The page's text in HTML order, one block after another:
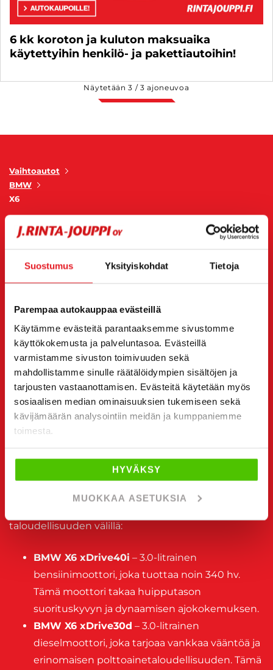
Suostumus Yksityiskohdat Tietoja
Parempaa autokauppaa evästeillä
Käytämme evästeitä parantaaksemme sivustomme
käyttökokemusta ja palveluntasoa. Evästeillä
varmistamme sivuston toimivuuden sekä
mahdollistamme sinulle räätälöidympien sisältöjen ja
tarjousten vastaanottamisen. Evästeitä käytetään myös
sosiaalisen median ominaisuuksien tukemiseen sekä
kävijämäärän analysointiin meidän ja kumppaniemme
toimesta.
HYVÄKSY
MUOKKAA ASETUKSIA
6 kk koroton ja kuluton maksuaika
käytettyihin henkilö- ja pakettiautoihin!
Näytetään3 /3 ajoneuvoa
Vaihtoautot
BMW
X6
BMW X6 – Urheilullinen katumaasturi,
joka yhdistää voiman ja tyylin
BMW X6on luksusluokan katumaasturi, joka tarjoaa
yhdistelmän vaikuttavaa muotoilua, huipputason
sporttinen ulkonäkö, joka yhdistää SUV:n ja coupén
piirteet, tekee siitä erottuvan ja erikoisen valinnan
autoilijoille, jotka arvostavat ajonautintoa ja
yksilöllisyyttä. BMW X6on täydellinen valinta niille,
jotka haluavat nauttia luksuksesta ja dynaamisesta
ajamisesta, mutta eivät halua tinkiä
käytännöllisyydestä.
BMW X6 on saatavilla useilla eri
moottorivaihtoehdoilla, jotka tarjoavat täydellisen
taloudellisuuden välillä:
BMW X6 xDrive40i – 3.0-litrainen
bensiinimoottori, joka tuottaa noin 340 hv.
Tämä moottori takaa huipputason
suorituskyvyn ja dynaamisen ajokokemuksen.
BMW X6 xDrive30d – 3.0-litrainen
dieselmoottori, joka tarjoaa vankkaa vääntöä ja
erinomaisen polttoainetaloudellisuuden. Tämä